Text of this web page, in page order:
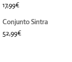
17,99€
Conjunto Sintra
52,99€